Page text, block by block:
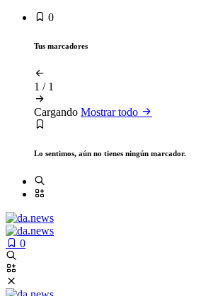
0
Tus marcadores
1 / 1
Cargando Mostrar todo
Lo sentimos, aún no tienes ningún marcador.
0